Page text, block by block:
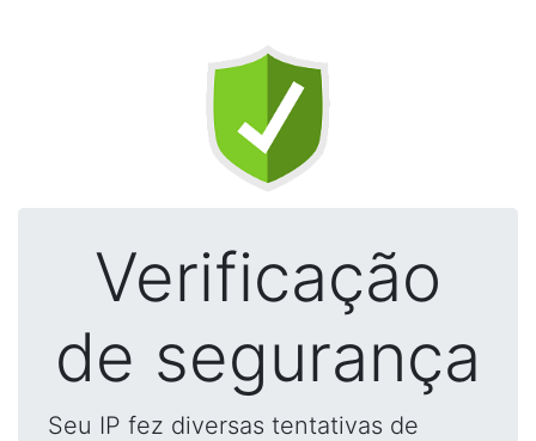
Verificação
de segurança
Seu IP fez diversas tentativas de